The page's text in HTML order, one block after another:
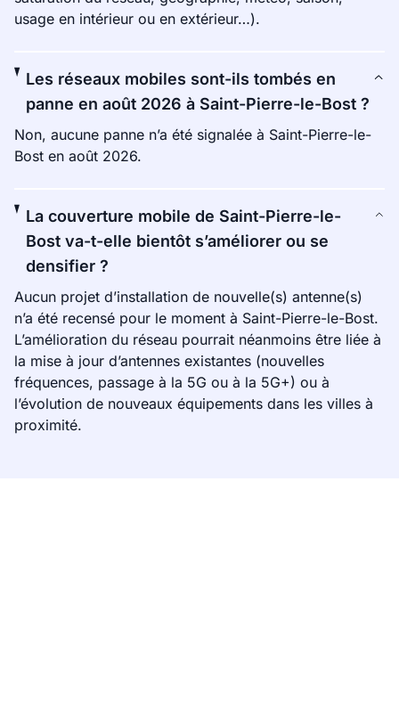
usage en intérieur ou en extérieur…).
Les réseaux mobiles sont-ils tombés en
panne en août 2026 à Saint-Pierre-le-Bost ?
Non, aucune panne n’a été signalée à Saint-Pierre-le-
Bost en août 2026.
La couverture mobile de Saint-Pierre-le-
Bost va-t-elle bientôt s’améliorer ou se
densifier ?
Aucun projet d’installation de nouvelle(s) antenne(s)
n’a été recensé pour le moment à Saint-Pierre-le-Bost.
L’amélioration du réseau pourrait néanmoins être liée à
la mise à jour d’antennes existantes (nouvelles
fréquences, passage à la 5G ou à la 5G+) ou à
l’évolution de nouveaux équipements dans les villes à
proximité.